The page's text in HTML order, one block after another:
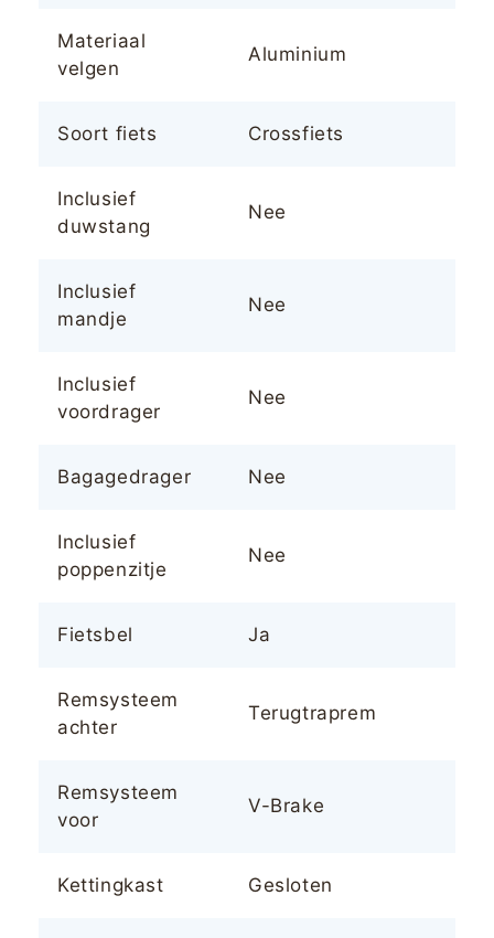
Materiaal
velgen
Aluminium
Soort fiets Crossfiets
Inclusief
duwstang
Nee
Inclusief
mandje
Nee
Inclusief
voordrager
Nee
Bagagedrager Nee
Inclusief
poppenzitje
Nee
Fietsbel Ja
Remsysteem
achter
Terugtraprem
Remsysteem
voor
V-Brake
Kettingkast Gesloten